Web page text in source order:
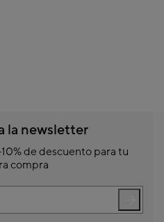
la newsletter
de descuento para tu
compra